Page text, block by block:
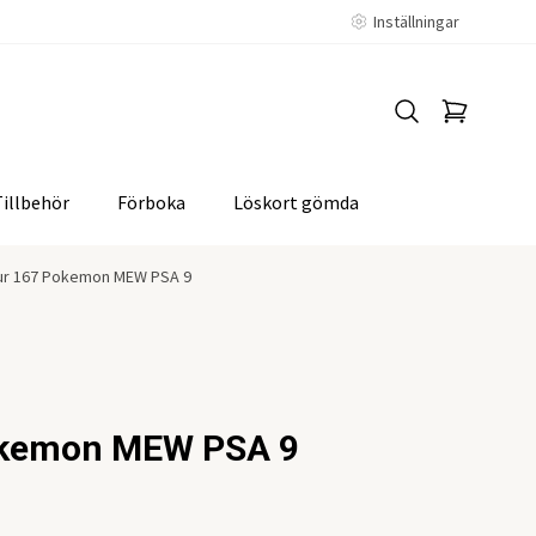
Inställningar
Förboka Löskort gömda
167 Pokemon MEW PSA 9
MEW PSA 9